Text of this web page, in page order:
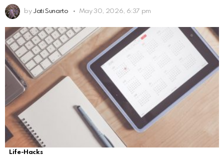
by Jati Sunarto May 30, 2026, 6:37 pm
Life-Hacks